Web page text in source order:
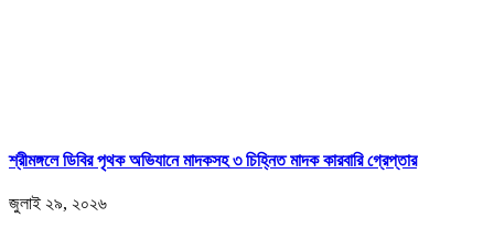
শ্রীমঙ্গলে ডিবির পৃথক অভিযানে মাদকসহ ৩ চিহ্নিত মাদক কারবারি গ্রেপ্তার
জুলাই ২৯, ২০২৬